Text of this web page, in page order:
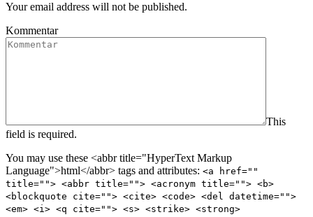
Your email address will not be published.
Kommentar
This
field is required.
You may use these <abbr title="HyperText Markup
Language">html</abbr> tags and attributes: <a href=""
title=""> <abbr title=""> <acronym title=""> <b>
<blockquote cite=""> <cite> <code> <del datetime="">
<em> <i> <q cite=""> <s> <strike> <strong>